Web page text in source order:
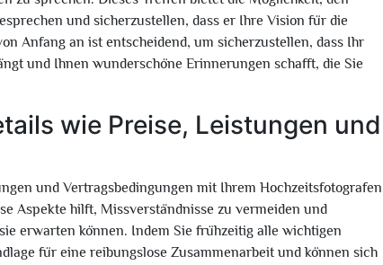
und sicherzustellen, dass er Ihre Vision für die
Anfang an ist entscheidend, um sicherzustellen, dass Ihr
und Ihnen wunderschöne Erinnerungen schafft, die Sie
wie Preise, Leistungen und
und Vertragsbedingungen mit Ihrem Hochzeitsfotografen
Aspekte hilft, Missverständnisse zu vermeiden und
erwarten können. Indem Sie frühzeitig alle wichtigen
für eine reibungslose Zusammenarbeit und können sich